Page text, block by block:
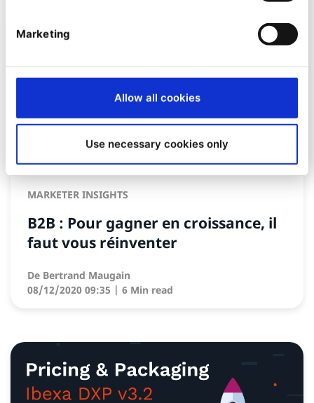
Marketing
Allow all cookies
Use necessary cookies only
MARKETER INSIGHTS
B2B : Pour gagner en croissance, il
faut vous réinventer
De Bertrand Maugain
08/12/2020 09:35 | 6 Min read